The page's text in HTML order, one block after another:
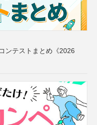
ンテストまとめ《2026